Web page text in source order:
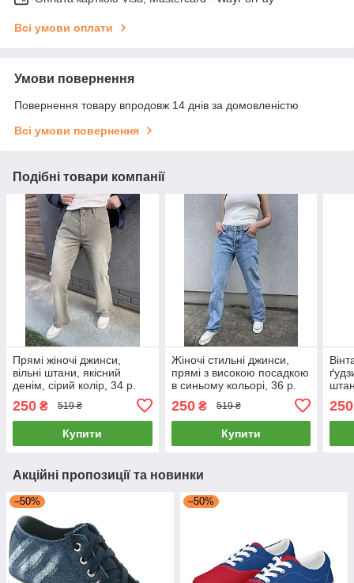
Всі умови оплати
Умови повернення
Повернення товару впродовж 14 днів за домовленістю
Всі умови повернення
Подібні товари компанії
Прямі жіночі джинси,
вільні штани, якісний
денім, сірий колір, 34 р.
250 ₴ 519 ₴
Купити
Жіночі стильні джинси,
прямі з високою посадкою
в синьому кольорі, 36 р.
250₴ 519 ₴
Купити
250
Акційні пропозиції та новинки
–50% –50%